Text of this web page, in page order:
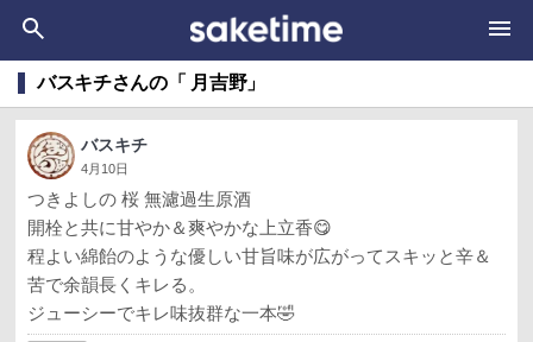
バスキチさんの「 月吉野」
バスキチ
4月10日
つきよしの 桜 無濾過生原酒
開栓と共に甘やか＆爽やかな上立香😋
程よい綿飴のような優しい甘旨味が広がってスキッと辛＆
苦で余韻長くキレる。
ジューシーでキレ味抜群な一本🤣